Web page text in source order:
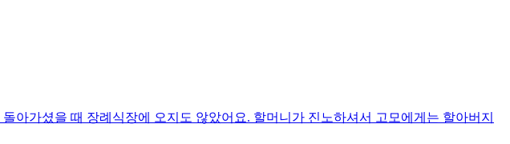
아가셨을 때 장례식장에 오지도 않았어요. 할머니가 진노하셔서 고모에게는 할아버지